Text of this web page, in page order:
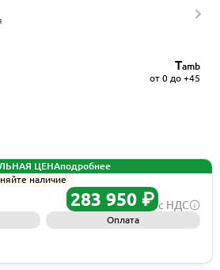
Tamb
от 0 до +45
ЦЕНАподробнее
наличие
283 950 ₽ с НДС
Оплата